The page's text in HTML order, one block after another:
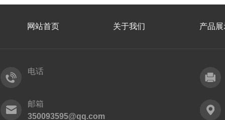
网站首页 关于我们 产品展
电话
邮箱
350093595@qq.com